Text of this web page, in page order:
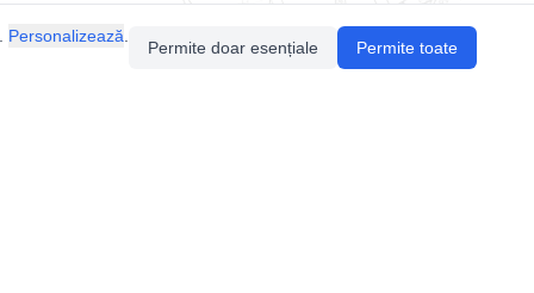
Personalizează
Permite doar esențiale Permite toate